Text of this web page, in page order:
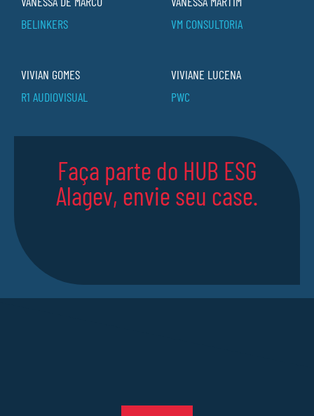
BELINKERS
VM CONSULTORIA
VIVIAN GOMES
R1 AUDIOVISUAL
VIVIANE LUCENA
PWC
Faça parte do HUB ESG
Alagev, envie seu case.